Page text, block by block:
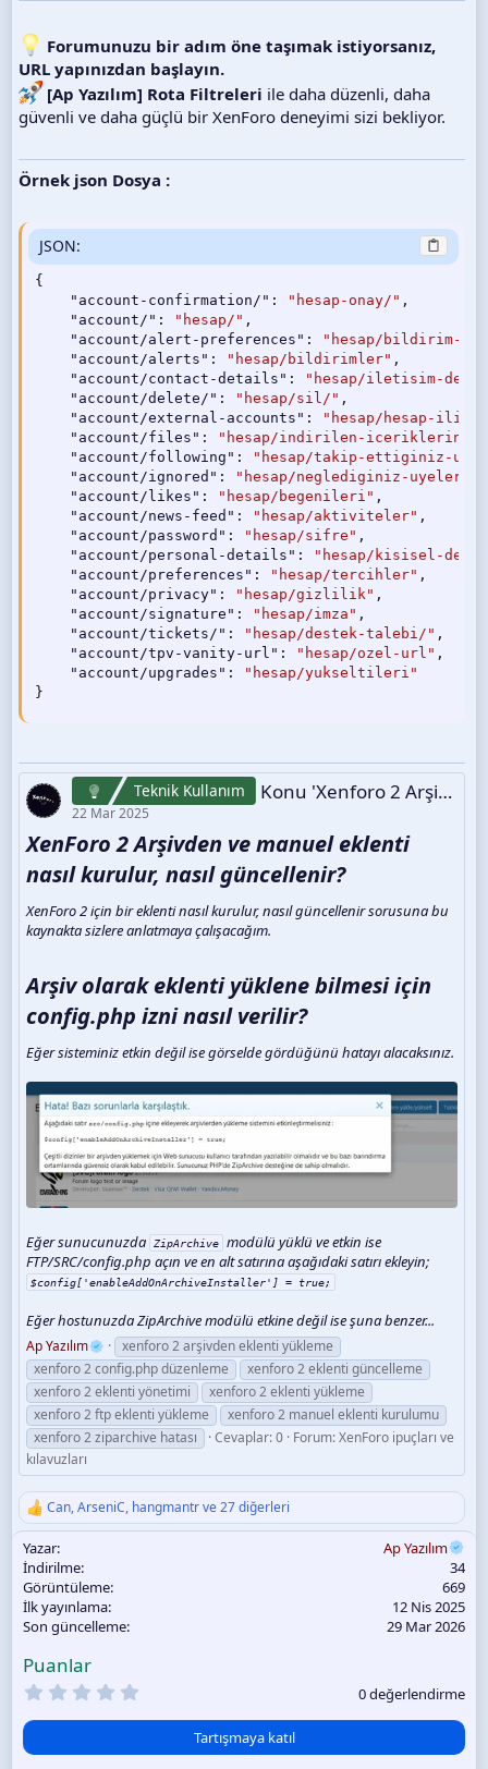
Forumunuzu bir adım öne taşımak istiyorsanız,
URL yapınızdan başlayın.
[Ap Yazılım] Rota Filtreleri ile daha düzenli, daha
güvenli ve daha güçlü bir XenForo deneyimi sizi bekliyor.
Örnek json Dosya :
JSON:
{
"account-confirmation/" : "hesap-onay/" ,
"account/" : "hesap/" ,
"account/alert-preferences" :
"hesap/bildirim-
"account/alerts" : "hesap/bildirimler" ,
"account/contact-details" :
"hesap/iletisim-
"account/delete/" : "hesap/sil/" ,
"account/external-accounts" :
"hesap/hesap-
"account/files" :
"hesap/indirilen-icerikleriniz"
"account/following" :
"hesap/takip-ettiginiz-
"account/ignored" : "hesap/neglediginiz-uyeler"
"account/likes" : "hesap/begenileri" ,
"account/news-feed" : "hesap/aktiviteler" ,
"account/password" : "hesap/sifre" ,
"account/personal-details" :
"hesap/kisisel-
"account/preferences" : "hesap/tercihler" ,
"account/privacy" : "hesap/gizlilik" ,
"account/signature" : "hesap/imza" ,
"account/tickets/" : "hesap/destek-talebi/" ,
"account/tpv-vanity-url" : "hesap/ozel-url" ,
"account/upgrades" :
"hesap/yukseltileri"
}
Teknik Kullanım Konu 'Xenforo 2 Arşivden Ve Manuel Eklenti Nasıl Kurulur, Nasıl Güncellenir?'
22 Mar 2025
XenForo 2 Arşivden ve manuel eklenti
nasıl kurulur, nasıl güncellenir?​
XenForo 2 için bir eklenti nasıl kurulur, nasıl güncellenir sorusuna bu
kaynakta sizlere anlatmaya çalışacağım.
Arşiv olarak eklenti yüklene bilmesi için
config.php izni nasıl verilir?​
Eğer sisteminiz etkin değil ise görselde gördüğünü hatayı alacaksınız.
Eğer sunucunuzda ZipArchive modülü yüklü ve etkin ise
FTP/SRC/config.php açın ve en alt satırına aşağıdaki satırı ekleyin;
$config['enableAddOnArchiveInstaller'] = true;
Eğer hostunuzda ZipArchive modülü etkine değil ise şuna benzer...
Ap Yazılım
xenforo 2 arşivden eklenti yükleme
xenforo 2 config.php düzenleme
xenforo 2 eklenti güncelleme
xenforo 2 eklenti yönetimi
xenforo 2 eklenti yükleme
xenforo 2 ftp eklenti yükleme
xenforo 2 manuel eklenti kurulumu
xenforo 2 ziparchive hatası
Cevaplar: 0 Forum:XenForo ipuçları ve
kılavuzları
T
e
p
k
i
l
e
r
Can,ArseniC, hangmantrve 27 diğerleri
Yazar
Ap Yazılım
İndirilme
34
Görüntüleme
669
İlk yayınlama
12 Nis 2025
Son güncelleme
29 Mar 2026
Puanlar
0
y
0 değerlendirme
Tartışmaya katıl